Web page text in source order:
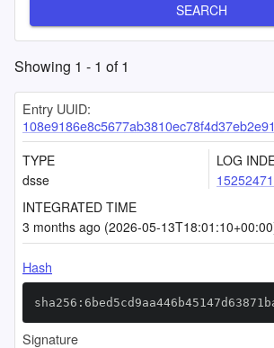
SEARCH
Showing 1 - 1 of1
Entry UUID:
TYPE
dsse
LOG
INTEGRATED TIME
3 months ago (2026-05-
Hash
Signature